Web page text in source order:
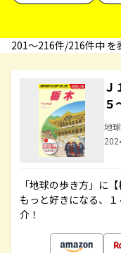
201〜216件/216件中 を
５
地
「地球の歩き方」に
もっと好きになる、
介！